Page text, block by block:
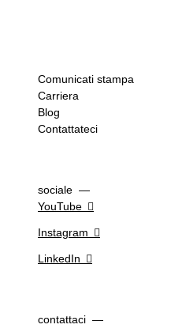
Comunicati stampa
Carriera
Blog
Contattateci
sociale
YouTube
Instagram
LinkedIn
contattaci